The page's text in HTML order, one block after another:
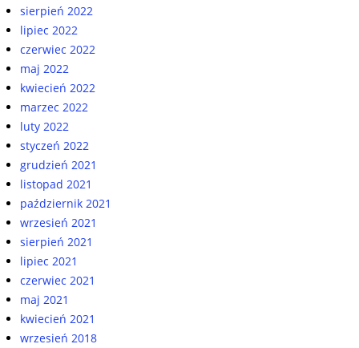
sierpień 2022
lipiec 2022
czerwiec 2022
maj 2022
kwiecień 2022
marzec 2022
luty 2022
styczeń 2022
grudzień 2021
listopad 2021
październik 2021
wrzesień 2021
sierpień 2021
lipiec 2021
czerwiec 2021
maj 2021
kwiecień 2021
wrzesień 2018